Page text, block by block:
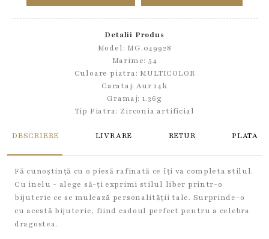
Detalii Produs
Model: MG.049928
Marime: 54
Culoare piatra: MULTICOLOR
Carataj: Aur 14k
Gramaj: 1.36g
Tip Piatra: Zirconia artificial
DESCRIERE LIVRARE RETUR PLATA
Fă cunoștință cu o piesă rafinată ce îți va completa stilul.
Cu inelu - alege să-ți exprimi stilul liber printr-o
bijuterie ce se mulează personalității tale. Surprinde-o
cu acestă bijuterie, fiind cadoul perfect pentru a celebra
dragostea.